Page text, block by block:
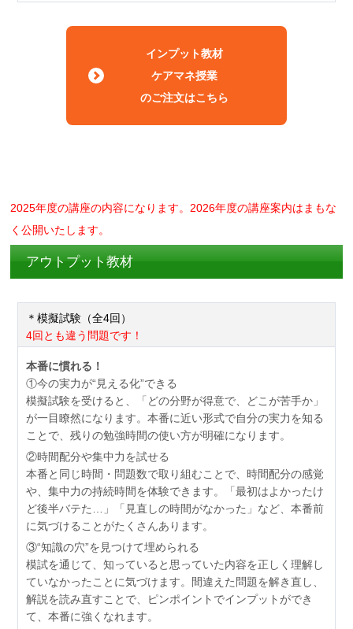
インプット教材
ケアマネ授業
のご注文はこちら
2025年度の講座の内容になります。2026年度の講座案内はまもな
く公開いたします。
アウトプット教材
＊模擬試験（全4回）
4回とも違う問題です！
本番に慣れる！
①今の実力が“見える化”できる
模擬試験を受けると、「どの分野が得意で、どこが苦手か」
が一目瞭然になります。本番に近い形式で自分の実力を知る
ことで、残りの勉強時間の使い方が明確になります。
②時間配分や集中力を試せる
本番と同じ時間・問題数で取り組むことで、時間配分の感覚
や、集中力の持続時間を体験できます。「最初はよかったけ
ど後半バテた…」「見直しの時間がなかった」など、本番前
に気づけることがたくさんあります。
③“知識の穴”を見つけて埋められる
模試を通じて、知っていると思っていた内容を正しく理解し
ていなかったことに気づけます。間違えた問題を解き直し、
解説を読み直すことで、ピンポイントでインプットができ
て、本番に強くなれます。